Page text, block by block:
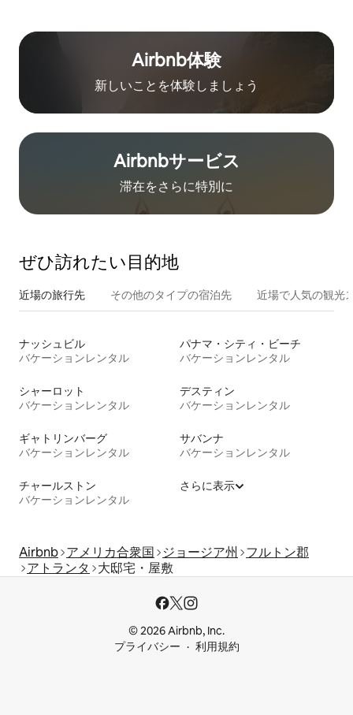
Airbnb体験
新しいことを体験しましょう
Airbnb⁠サ⁠ー⁠ビ⁠ス
滞在をさ⁠ら⁠に特⁠別⁠に
ぜひ訪⁠れ⁠た⁠い目⁠的⁠地
近場の旅行先 その他のタ⁠イ⁠プ⁠の宿⁠泊⁠先 近場で人気の観光
ナッシュビル
バケーションレンタル
パナマ・シティ・ビーチ
バケーションレンタル
シャーロット
バケーションレンタル
デスティン
バケーションレンタル
ギャトリンバーグ
バケーションレンタル
サバンナ
バケーションレンタル
チャールストン
バケーションレンタル
さらに表示
Airbnb アメリカ合衆国 ジョージア州
フルトン郡
アトランタ
大邸宅・屋敷
© 2026 Airbnb, Inc.
プライバシー
利用規約